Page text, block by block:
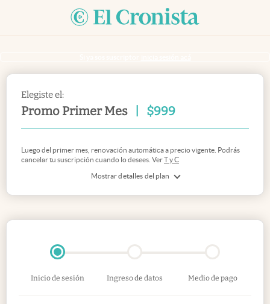
Elegiste el:
Promo Primer Mes $999
Mostrar detalles del plan
Luego del primer mes, renovación automática a precio vigente. Podrás
cancelar tu suscripción cuando lo desees. VerT y C
Inicio de sesión Ingreso de datos Medio de pago